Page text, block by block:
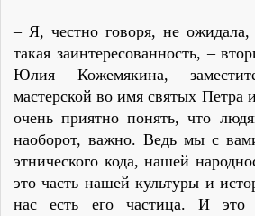
– Я, честно говоря, не
такая заинтересованность, –
Юлия Кожемякина,
мастерской во имя святых
очень приятно понять, что
наоборот, важно. Ведь мы с
этнического кода, нашей
это часть нашей культуры и
нас есть его частица. И это